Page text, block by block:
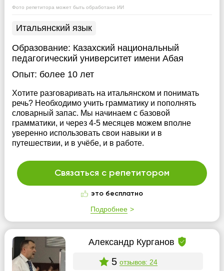
Фото репетитора может быть обработано ИИ
Итальянский язык
Образование: Казахский национальный
педагогический университет имени Абая
Опыт: более 10 лет
Хотите разговаривать на итальянском и понимать
речь? Необходимо учить грамматику и пополнять
словарный запас. Мы начинаем с базовой
грамматики, и через 4-5 месяцев можем вполне
уверенно использовать свои навыки и в
путешествии, и в учёбе, и в работе.
Связаться с репетитором
это бесплатно
Подробнее
Александр Курганов
5 отзывов: 24